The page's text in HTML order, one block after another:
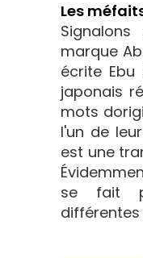
Les
marque
écrite Ebu
japonais
mots
l'un de
est une
se fait
différentes